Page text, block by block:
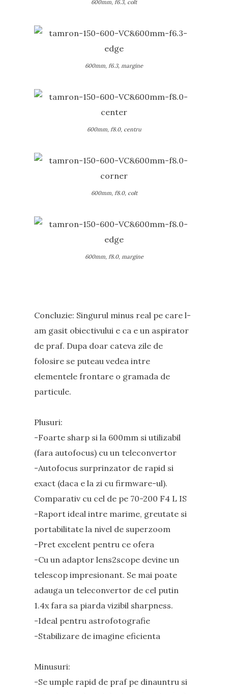
600mm, f6.3, colt
600mm, f6.3, margine
600mm, f8.0, centru
600mm, f8.0, colt
600mm, f8.0, margine
Concluzie: Singurul minus real pe care l-
am gasit obiectivului e ca e un aspirator
de praf. Dupa doar cateva zile de
folosire se puteau vedea intre
elementele frontare o gramada de
particule.
Plusuri:
-Foarte sharp si la 600mm si utilizabil
(fara autofocus) cu un teleconvertor
-Autofocus surprinzator de rapid si
exact (daca e la zi cu firmware-ul).
Comparativ cu cel de pe 70-200 F4 L IS
-Raport ideal intre marime, greutate si
portabilitate la nivel de superzoom
-Pret excelent pentru ce ofera
-Cu un adaptor lens2scope devine un
telescop impresionant. Se mai poate
adauga un teleconvertor de cel putin
1.4x fara sa piarda vizibil sharpness.
-Ideal pentru astrofotografie
-Stabilizare de imagine eficienta
Minusuri:
-Se umple rapid de praf pe dinauntru si